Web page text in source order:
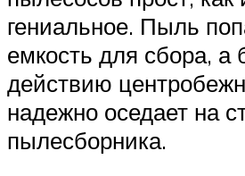
гениальное. Пыль
емкость для сбора, а
действию
надежно оседает на
пылесборника.